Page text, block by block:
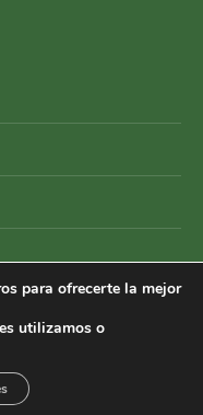
para ofrecerte la mejor
utilizamos o